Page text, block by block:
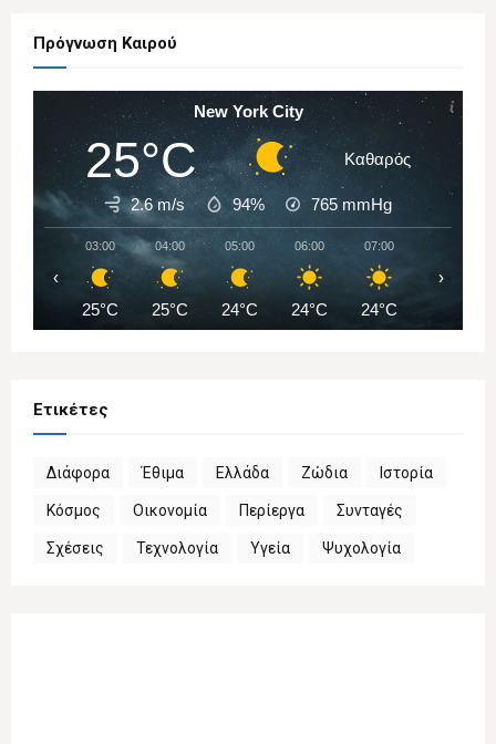
Πρόγνωση Καιρού
New York City
25°C Καθαρός
2.6 m/s 94% 765 mmHg
03:00
25°C
04:00
25°C
05:00
24°C
06:00
24°C
07:00
24°C
‹ ›
Ετικέτες
Διάφορα Έθιμα Ελλάδα Ζώδια Ιστορία
Κόσμος Οικονομία Περίεργα Συνταγές
Σχέσεις Τεχνολογία Υγεία Ψυχολογία